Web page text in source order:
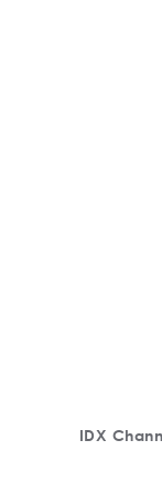
IDX